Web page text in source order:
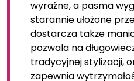
wyraźne, a pasma
starannie ułożone
dostarcza także
pozwala na
tradycyjnej stylizacji,
zapewnia